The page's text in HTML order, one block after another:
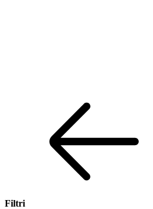
Filtri